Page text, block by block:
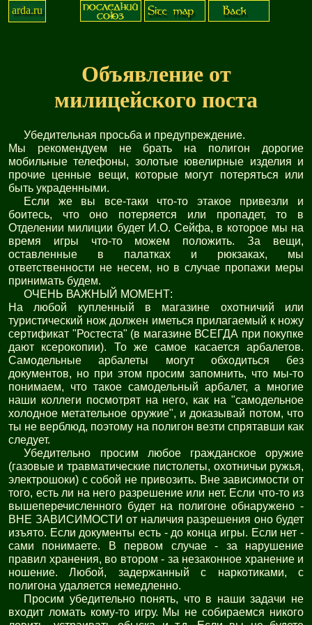
arda.ru
Объявление от
милицейского поста
Убедительная просьба и предупреждение.
Мы рекомендуем не брать на полигон дорогие
мобильные телефоны, золотые ювелирные изделия и
прочие ценные вещи, которые могут потеряться или
быть украденными.
Если же вы все-таки что-то этакое привезли и
боитесь, что оно потеряется или пропадет, то в
Отделении милиции будет И.О. Сейфа, в которое мы на
время игры что-то можем положить. За вещи,
оставленные в палатках и рюкзаках, мы
ответственности не несем, но в случае пропажи меры
принимать будем.
ОЧЕНЬ ВАЖНЫЙ МОМЕНТ:
На любой купленный в магазине охотничий или
туристический нож должен иметься прилагаемый к ножу
сертификат "Ростеста" (в магазине ВСЕГДА при покупке
дают ксерокопии). То же самое касается арбалетов.
Самодельные арбалеты могут обходиться без
документов, но при этом просим запомнить, что мы-то
понимаем, что такое самодельный арбалет, а многие
наши коллеги посмотрят на него, как на "самодельное
холодное метательное оружие", и доказывай потом, что
ты не верблюд, поэтому на полигон везти спрятавши как
следует.
Убедительно просим любое гражданское оружие
(газовые и травматические пистолеты, охотничьи ружья,
электрошоки) с собой не привозить. Вне зависимости от
того, есть ли на него разрешение или нет. Если что-то из
вышеперечисленного будет на полигоне обнаружено -
ВНЕ ЗАВИСИМОСТИ от наличия разрешения оно будет
изъято. Если документы есть - до конца игры. Если нет -
сами понимаете. В первом случае - за нарушение
правил хранения, во втором - за незаконное хранение и
ношение. Любой, задержанный с наркотиками, с
полигона удаляется немедленно.
Просим убедительно понять, что в наши задачи не
входит ломать кому-то игру. Мы не собираемся никого